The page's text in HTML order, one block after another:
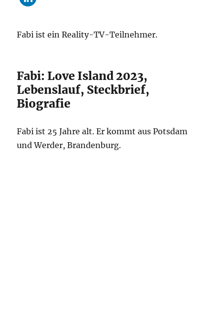
Fabi ist ein Reality-TV-Teilnehmer.
Fabi: Love Island 2023,
Lebenslauf, Steckbrief,
Biografie
Fabi ist 25 Jahre alt. Er kommt aus Potsdam
und Werder, Brandenburg.